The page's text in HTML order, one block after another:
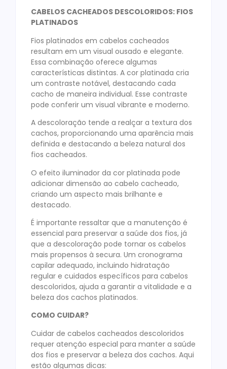
CABELOS CACHEADOS DESCOLORIDOS: FIOS
PLATINADOS
Fios platinados em cabelos cacheados
resultam em um visual ousado e elegante.
Essa combinação oferece algumas
características distintas. A cor platinada cria
um contraste notável, destacando cada
cacho de maneira individual. Esse contraste
pode conferir um visual vibrante e moderno.
A descoloração tende a realçar a textura dos
cachos, proporcionando uma aparência mais
definida e destacando a beleza natural dos
fios cacheados.
O efeito iluminador da cor platinada pode
adicionar dimensão ao cabelo cacheado,
criando um aspecto mais brilhante e
destacado.
É importante ressaltar que a manutenção é
essencial para preservar a saúde dos fios, já
que a descoloração pode tornar os cabelos
mais propensos à secura. Um cronograma
capilar adequado, incluindo hidratação
regular e cuidados específicos para cabelos
descoloridos, ajuda a garantir a vitalidade e a
beleza dos cachos platinados.
COMO CUIDAR?
Cuidar de cabelos cacheados descoloridos
requer atenção especial para manter a saúde
dos fios e preservar a beleza dos cachos. Aqui
estão algumas dicas: